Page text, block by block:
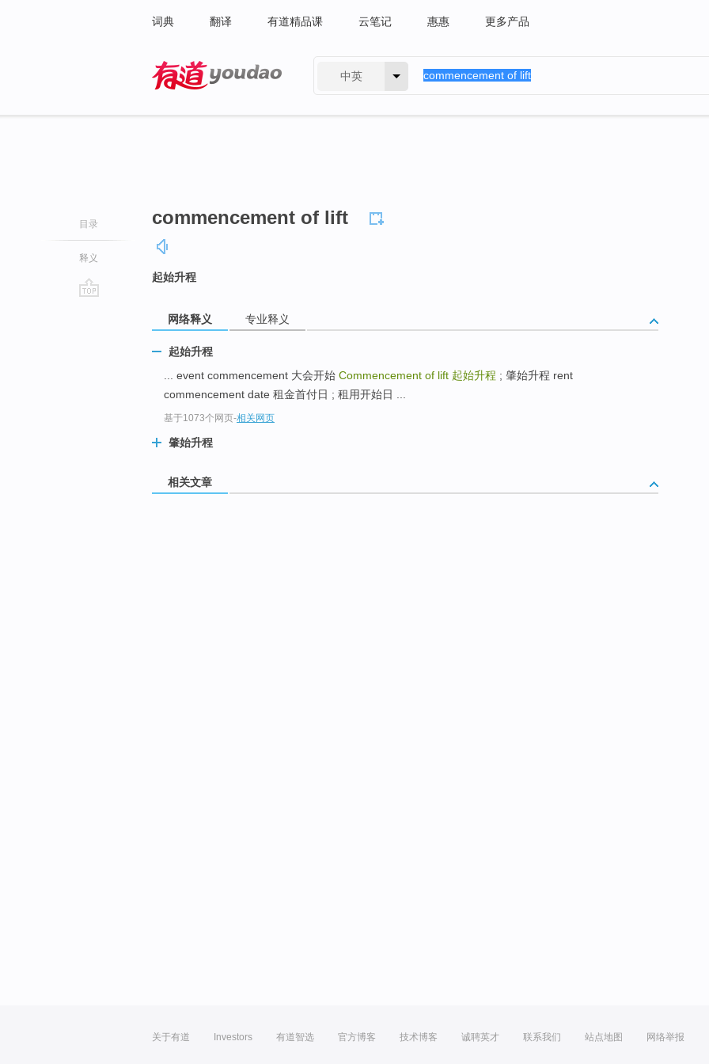
词典 翻译 有道精品课 云笔记 惠惠 更多产品
中英
目录
释义
commencement of lift
起始升程
网络释义 专业释义
起始升程
... event commencement 大会开始 Commencement of lift 起始升程 ; 肇始升程 rent
commencement date 租金首付日 ; 租用开始日 ...
基于1073个网页-相关网页
肇始升程
相关文章
关于有道 Investors 有道智选 官方博客 技术博客 诚聘英才 联系我们 站点地图 网络举报